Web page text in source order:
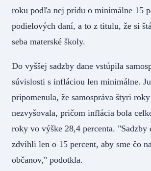
roku podľa nej prídu o minimálne 15
podielových daní, a to z titulu, že si
seba materské školy.
Do vyššej sadzby dane vstúpila
súvislosti s infláciou len minimálne.
pripomenula, že samospráva štyri
nezvyšovala, pričom inflácia bola
roky vo výške 28,4 percenta. "Sadzby
zdvihli len o 15 percent, aby sme čo
občanov," podotkla.